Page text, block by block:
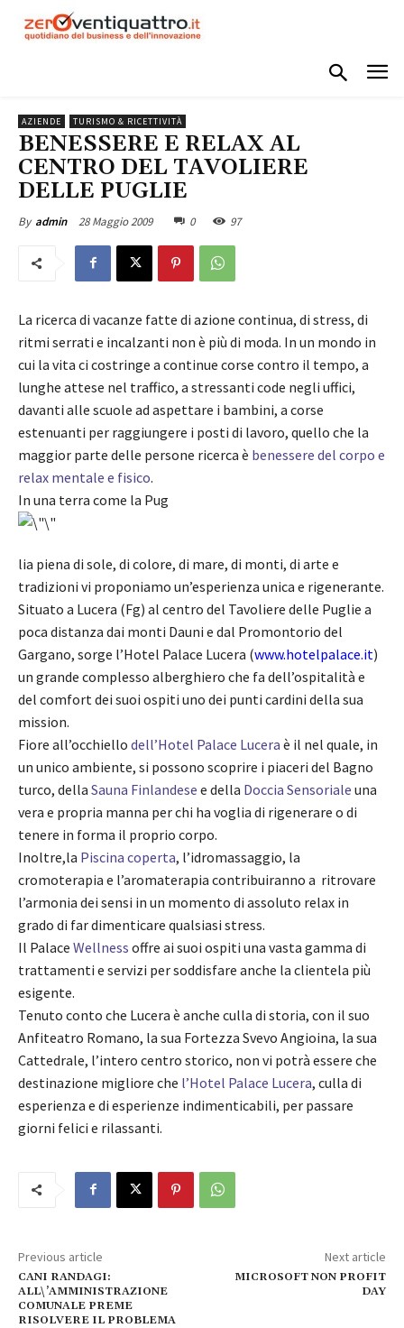
AZIENDE TURISMO & RICETTIVITÀ
BENESSERE E RELAX AL
CENTRO DEL TAVOLIERE
DELLE PUGLIE
By admin 28 Maggio 2009 0 97
La ricerca di vacanze fatte di azione continua, di stress, di
ritmi serrati e incalzanti non è più di moda. In un mondo in
cui la vita ci costringe a continue corse contro il tempo, a
lunghe attese nel traffico, a stressanti code negli uffici,
davanti alle scuole ad aspettare i bambini, a corse
estenuanti per raggiungere i posti di lavoro, quello che la
maggior parte delle persone ricerca è benessere del corpo e
relax mentale e fisico.
In una terra come la Pug
lia piena di sole, di colore, di mare, di monti, di arte e
tradizioni vi proponiamo un’esperienza unica e rigenerante.
Situato a Lucera (Fg) al centro del Tavoliere delle Puglie a
poca distanza dai monti Dauni e dal Promontorio del
Gargano, sorge l’Hotel Palace Lucera (www.hotelpalace.it)
un grande complesso alberghiero che fa dell’ospitalità e
del comfort dei suoi ospiti uno dei punti cardini della sua
mission.
Fiore all’occhiello dell’Hotel Palace Lucera è il nel quale, in
un unico ambiente, si possono scoprire i piaceri del Bagno
turco, della Sauna Finlandese e della Doccia Sensoriale una
vera e propria manna per chi ha voglia di rigenerare o di
tenere in forma il proprio corpo.
Inoltre,la Piscina coperta, l’idromassaggio, la
cromoterapia e l’aromaterapia contribuiranno a ritrovare
l’armonia dei sensi in un momento di assoluto relax in
grado di far dimenticare qualsiasi stress.
Il Palace Wellness offre ai suoi ospiti una vasta gamma di
trattamenti e servizi per soddisfare anche la clientela più
esigente.
Tenuto conto che Lucera è anche culla di storia, con il suo
Anfiteatro Romano, la sua Fortezza Svevo Angioina, la sua
Cattedrale, l’intero centro storico, non vi potrà essere che
destinazione migliore che l’Hotel Palace Lucera, culla di
esperienza e di esperienze indimenticabili, per passare
giorni felici e rilassanti.
Previous article
CANI RANDAGI:
ALL\’AMMINISTRAZIONE
COMUNALE PREME
RISOLVERE IL PROBLEMA
Next article
MICROSOFT NON PROFIT
DAY